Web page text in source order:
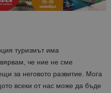
туризмът има
че ние не сме
за неговото развитие. Мога
всеки от нас може да бъде